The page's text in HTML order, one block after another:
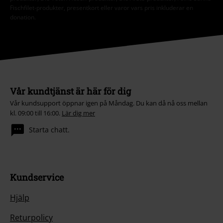
Fischfilet-produkter, presentkort eller varor vars pris inkluderar en
donation.
Vår kundtjänst är här för dig
Vår kundsupport öppnar igen på Måndag. Du kan då nå oss mellan
kl. 09:00 till 16:00. Lär dig mer
Starta chatt.
Kundservice
Hjälp
Returpolicy